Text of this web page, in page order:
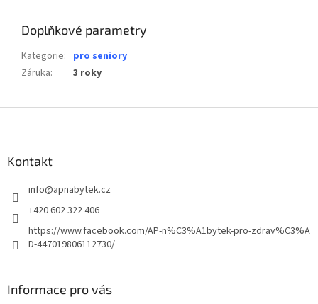
Doplňkové parametry
Kategorie: pro seniory
Záruka: 3 roky
Kontakt
info@apnabytek.cz
+420 602 322 406
https://www.facebook.com/AP-n%C3%A1bytek-pro-zdrav%C3%A
D-447019806112730/
Informace pro vás